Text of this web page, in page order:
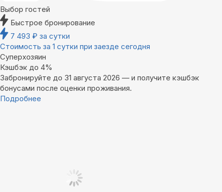
Выбор гостей
Быстрое бронирование
7 493 ₽ за сутки
Стоимость за 1 сутки при заезде сегодня
Суперхозяин
Кэшбэк до 4%
Забронируйте до 31 августа 2026 — и получите кэшбэк
бонусами после оценки проживания.
Подробнее